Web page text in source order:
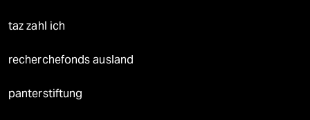
taz zahl ich
recherchefonds ausland
panterstiftung